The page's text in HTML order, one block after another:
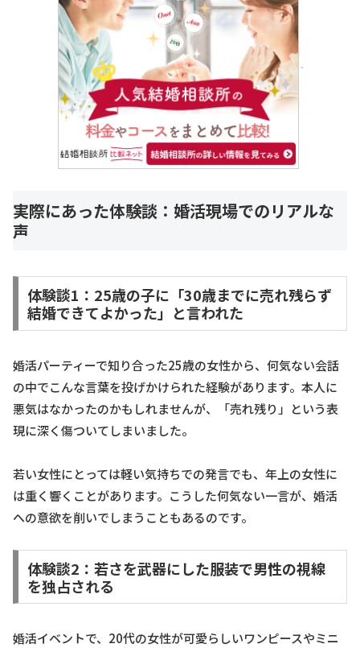
実際にあった体験談：婚活現場でのリアルな
声
体験談1：25歳の子に「30歳までに売れ残らず
結婚できてよかった」と言われた
婚活パーティーで知り合った25歳の女性から、何気ない会話
の中でこんな言葉を投げかけられた経験があります。本人に
悪気はなかったのかもしれませんが、「売れ残り」という表
現に深く傷ついてしまいました。
若い女性にとっては軽い気持ちでの発言でも、年上の女性に
は重く響くことがあります。こうした何気ない一言が、婚活
への意欲を削いでしまうこともあるのです。
体験談2：若さを武器にした服装で男性の視線
を独占される
婚活イベントで、20代の女性が可愛らしいワンピースやミニ